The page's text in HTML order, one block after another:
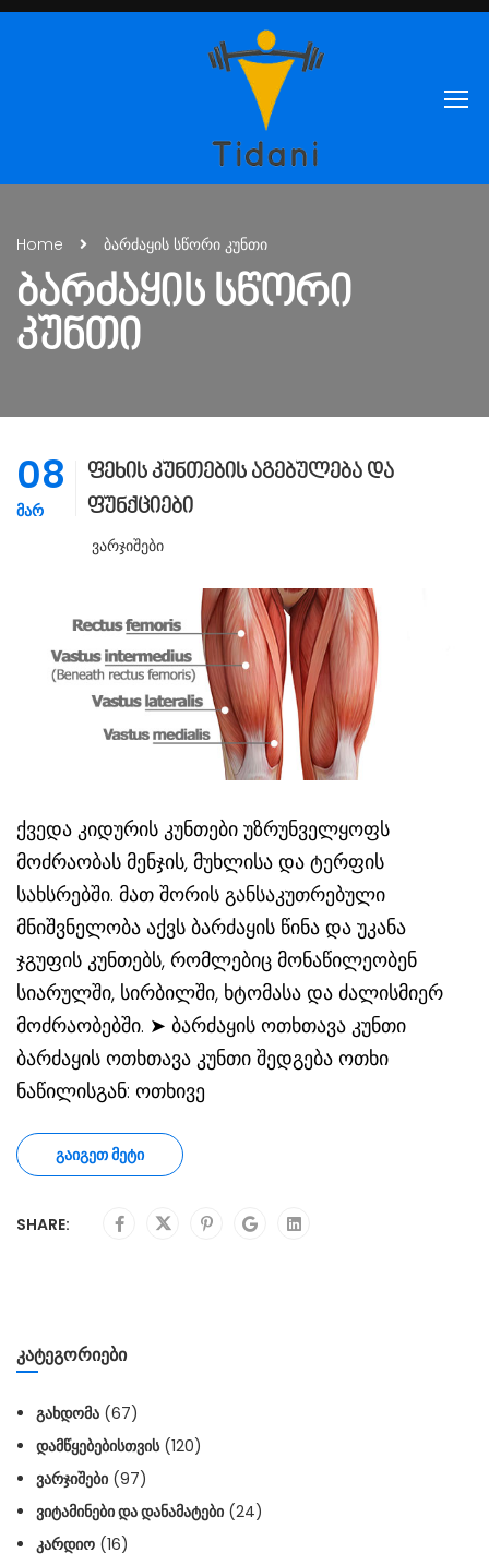
Home ბარძაყის სწორი კუნთი
ᲑᲐᲠᲫᲐᲧᲘᲡ ᲡᲬᲝᲠᲘ
ᲙᲣᲜᲗᲘ
08
ᲛᲐᲠ
ფეხის კუნთების აგებულება და
ფუნქციები
Ვარჯიშები
ქვედა კიდურის კუნთები უზრუნველყოფს
მოძრაობას მენჯის, მუხლისა და ტერფის
სახსრებში. მათ შორის განსაკუთრებული
მნიშვნელობა აქვს ბარძაყის წინა და უკანა
ჯგუფის კუნთებს, რომლებიც მონაწილეობენ
სიარულში, სირბილში, ხტომასა და ძალისმიერ
მოძრაობებში. ➤ ბარძაყის ოთხთავა კუნთი
ბარძაყის ოთხთავა კუნთი შედგება ოთხი
ნაწილისგან: ოთხივე
ᲒᲐᲘᲒᲔᲗ ᲛᲔᲢᲘ
SHARE:
ᲙᲐᲢᲔᲒᲝᲠᲘᲔᲑᲘ
ᲒᲐᲮᲓᲝᲛᲐ (67)
ᲓᲐᲛᲬᲧᲔᲑᲔᲑᲘᲡᲗᲕᲘᲡ(120)
ᲕᲐᲠᲯᲘᲨᲔᲑᲘ (97)
ᲕᲘᲢᲐᲛᲘᲜᲔᲑᲘ ᲓᲐ ᲓᲐᲜᲐᲛᲐᲢᲔᲑᲘ (24)
ᲙᲐᲠᲓᲘᲝ (16)